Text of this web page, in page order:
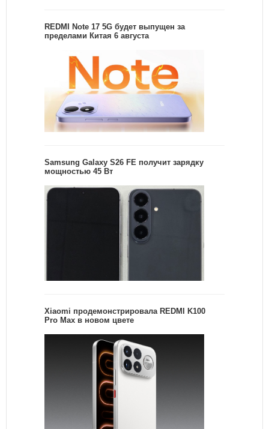
REDMI Note 17 5G будет выпущен за
пределами Китая 6 августа
Samsung Galaxy S26 FE получит зарядку
мощностью 45 Вт
Xiaomi продемонстрировала REDMI K100
Pro Max в новом цвете